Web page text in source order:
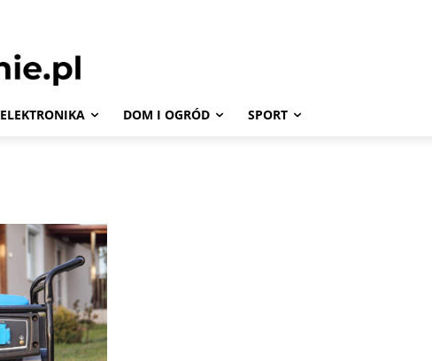
ELEKTRONIKA DOM I OGRÓD SPORT